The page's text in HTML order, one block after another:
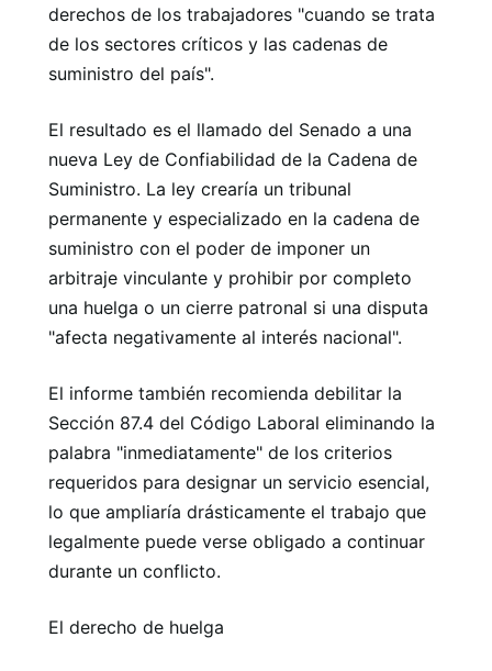
derechos de los trabajadores "cuando se trata
de los sectores críticos y las cadenas de
suministro del país".
El resultado es el llamado del Senado a una
nueva Ley de Confiabilidad de la Cadena de
Suministro. La ley crearía un tribunal
permanente y especializado en la cadena de
suministro con el poder de imponer un
arbitraje vinculante y prohibir por completo
una huelga o un cierre patronal si una disputa
"afecta negativamente al interés nacional".
El informe también recomienda debilitar la
Sección 87.4 del Código Laboral eliminando la
palabra "inmediatamente" de los criterios
requeridos para designar un servicio esencial,
lo que ampliaría drásticamente el trabajo que
legalmente puede verse obligado a continuar
durante un conflicto.
El derecho de huelga